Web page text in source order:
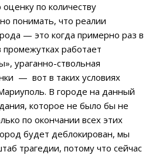
по количеству
понимать, что реалии
— это когда примерно раз в
промежутках работает
ураганно-ствольная
— вот в таких условиях
В городе на данный
которое не было бы не
по окончании всех этих
будет деблокирован, мы
трагедии, потому что сейчас